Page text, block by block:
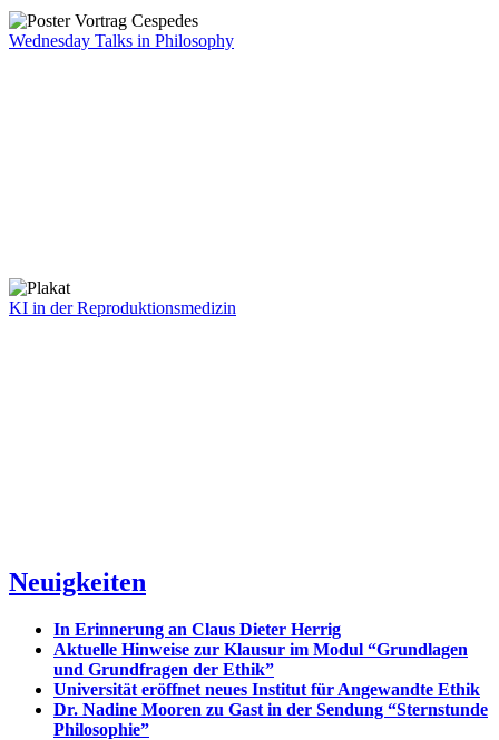
Wednesday Talks in Philosophy
KI in der Reproduktionsmedizin
Neuigkeiten
In Erinnerung an Claus Dieter Herrig
Aktuelle Hinweise zur Klausur im Modul “Grundlagen
und Grundfragen der Ethik”
Universität eröffnet neues Institut für Angewandte Ethik
Dr. Nadine Mooren zu Gast in der Sendung “Sternstunde
Philosophie”